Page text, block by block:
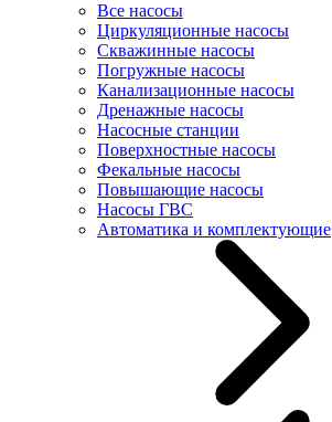
Все насосы
Циркуляционные насосы
Скважинные насосы
Погружные насосы
Канализационные насосы
Дренажные насосы
Насосные станции
Поверхностные насосы
Фекальные насосы
Повышающие насосы
Насосы ГВС
Автоматика и комплектующие